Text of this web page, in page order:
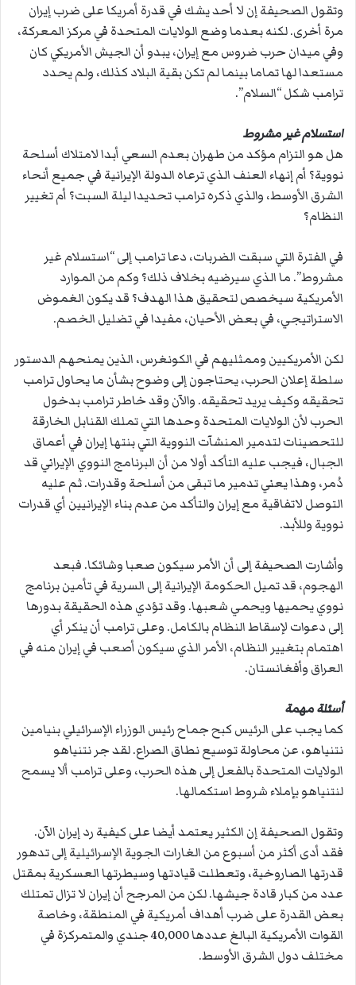
وتقول الصحيفة إن لا أحد يشك في قدرة أمريكا على ضرب إيران
مرة أخرى. لكنه بعدما وضع الولايات المتحدة في مركز المعركة،
وفي ميدان حرب ضروس مع إيران، يبدو أن الجيش الأمريكي كان
مستعدا لها تماما بينما لم تكن بقية البلاد كذلك، ولم يحدد
ترامب شكل “السلام”.
استسلام غير مشروط
هل هو التزام مؤكد من طهران بعدم السعي أبدا لامتلاك أسلحة
نووية؟ أم إنهاء العنف الذي ترعاه الدولة الإيرانية في جميع أنحاء
الشرق الأوسط، والذي ذكره ترامب تحديدا ليلة السبت؟ أم تغيير
النظام؟
في الفترة التي سبقت الضربات، دعا ترامب إلى “استسلام غير
مشروط”. ما الذي سيرضيه بخلاف ذلك؟ وكم من الموارد
الأمريكية سيخصص لتحقيق هذا الهدف؟ قد يكون الغموض
الاستراتيجي، في بعض الأحيان، مفيدا في تضليل الخصم.
لكن الأمريكيين وممثليهم في الكونغرس، الذين يمنحهم الدستور
سلطة إعلان الحرب، يحتاجون إلى وضوح بشأن ما يحاول ترامب
تحقيقه وكيف يريد تحقيقه. والآن وقد خاطر ترامب بدخول
الحرب لأن الولايات المتحدة وحدها التي تملك القنابل الخارقة
للتحصينات لتدمير المنشآت النووية التي بنتها إيران في أعماق
الجبال، فيجب عليه التأكد أولا من أن البرنامج النووي الإيراني قد
دُمر، وهذا يعني تدمير ما تبقى من أسلحة وقدرات. ثم عليه
التوصل لاتفاقية مع إيران والتأكد من عدم بناء الإيرانيين أي قدرات
نووية وللأبد.
وأشارت الصحيفة إلى أن الأمر سيكون صعبا وشائكا. فبعد
الهجوم، قد تميل الحكومة الإيرانية إلى السرية في تأمين برنامج
نووي يحميها ويحمي شعبها. وقد تؤدي هذه الحقيقة بدورها
إلى دعوات لإسقاط النظام بالكامل. وعلى ترامب أن ينكر أي
اهتمام بتغيير النظام، الأمر الذي سيكون أصعب في إيران منه في
العراق وأفغانستان.
أسئلة مهمة
كما يجب على الرئيس كبح جماح رئيس الوزراء الإسرائيلي بنيامين
نتنياهو، عن محاولة توسيع نطاق الصراع. لقد جر نتنياهو
الولايات المتحدة بالفعل إلى هذه الحرب، وعلى ترامب ألا يسمح
لنتنياهو بإملاء شروط استكمالها.
وتقول الصحيفة إن الكثير يعتمد أيضا على كيفية رد إيران الآن.
فقد أدى أكثر من أسبوع من الغارات الجوية الإسرائيلية إلى تدهور
قدرتها الصاروخية، وتعطلت قيادتها وسيطرتها العسكرية بمقتل
عدد من كبار قادة جيشها. لكن من المرجح أن إيران لا تزال تمتلك
بعض القدرة على ضرب أهداف أمريكية في المنطقة، وخاصة
القوات الأمريكية البالغ عددها 40,000 جندي والمتمركزة في
مختلف دول الشرق الأوسط.